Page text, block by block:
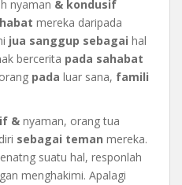
nyaman & kondusif
mereka daripada
jua sanggup sebagai hal
bercerita pada sahabat
pada luar sana, famili
& nyaman, orang tua
sebagai teman mereka.
suatu hal, responlah
menghakimi. Apalagi